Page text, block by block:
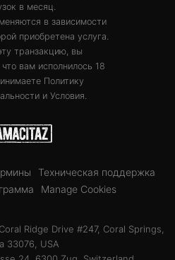
в месяц.
в зависимости
приобретена услуга.
транзакцию, вы
вам исполнилось 18
Политику
и Условия
Техническая поддержка
Manage Cookies
Ridge Drive #247, Coral Springs,
33076, USA